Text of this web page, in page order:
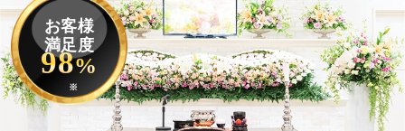
お客様
満足度
98%
※